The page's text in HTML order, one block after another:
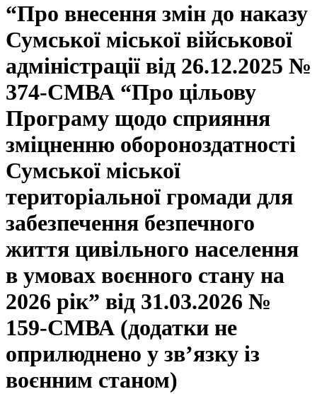
“Про внесення змін до наказу
Сумської міської військової
адміністрації від 26.12.2025 №
374-СМВА “Про цільову
Програму щодо сприяння
зміцненню обороноздатності
Сумської міської
територіальної громади для
забезпечення безпечного
життя цивільного населення
в умовах воєнного стану на
2026 рік” від 31.03.2026 №
159-СМВА (додатки не
оприлюднено у зв’язку із
воєнним станом)